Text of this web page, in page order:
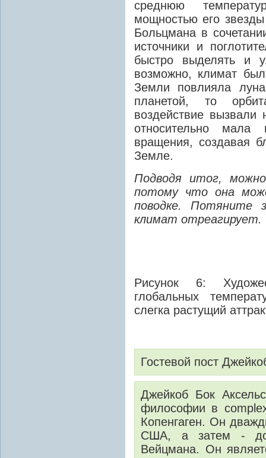
среднюю
мощностью его
Больцмана в
источники и
быстро выделять и
возможно, климат
Земли повлияла
планетой, то
воздействие
относительно мала
вращения, создавая
Земле.
Подводя итог,
потому что она
поводке. Потяните
климат отреагирует.
Рисунок 6:
глобальных
слегка растущий
Гостевой пост
Джейкоб Бок
философии в
Копенгаген. Он
США, а затем -
Вейцмана. Он